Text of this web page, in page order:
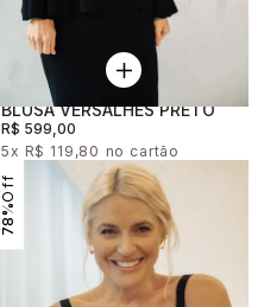
BLUSA VERSALHES PRETO
R$ 599,00
5x R$ 119,80
78%